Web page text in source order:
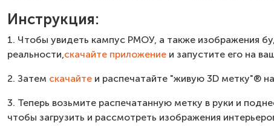
Инструкция:
1. Чтобы увидеть кампус РМОУ, а также изображения
реальности,скачайте приложение и запустите его на
2. Затем скачайте и распечатайте "живую 3D метку"®
3. Теперь возьмите распечатанную метку в руки и
чтобы загрузить и рассмотреть изображения